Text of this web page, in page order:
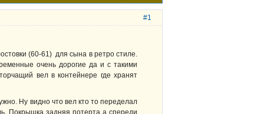
#1
(60-61) для сына в ретро стиле.
очень дорогие да и с такими
вел в контейнере где хранят
Ну видно что вел кто то переделал
Покрышка задняя потерта а спереди